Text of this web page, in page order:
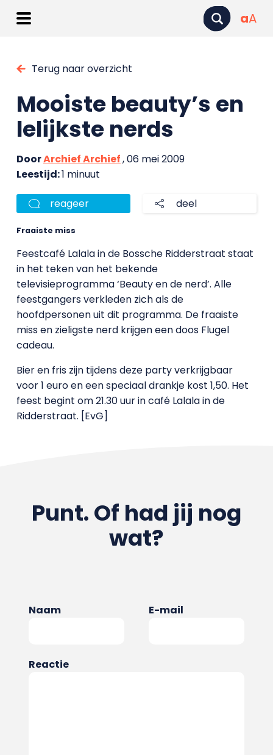
aA
Terug naar overzicht
Mooiste beauty’s en
lelijkste nerds
DoorArchief Archief, 06 mei 2009
Leestijd:1 minuut
reageer deel
Fraaiste miss
Feestcafé Lalala in de Bossche Ridderstraat staat
in het teken van het bekende
televisieprogramma ‘Beauty en de nerd’. Alle
feestgangers verkleden zich als de
hoofdpersonen uit dit programma. De fraaiste
miss en zieligste nerd krijgen een doos Flugel
cadeau.
Bier en fris zijn tijdens deze party verkrijgbaar
voor 1 euro en een speciaal drankje kost 1,50. Het
feest begint om 21.30 uur in café Lalala in de
Ridderstraat. [EvG]
Punt. Of had jij nog
wat?
Naam E-mail
Reactie